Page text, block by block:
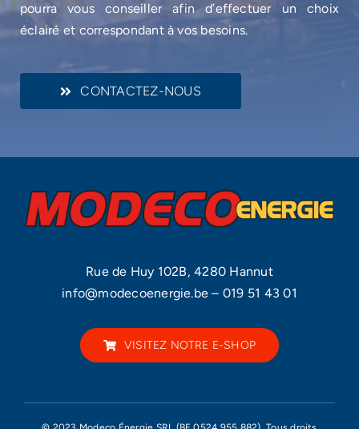
pourra vous conseiller afin d’effectuer un choix
éclairé et correspondant à vos besoins.
CONTACTEZ-NOUS
Rue de Huy 102B, 4280 Hannut
info@modecoenergie.be – 019 51 43 01
VISITEZ NOTRE E-SHOP